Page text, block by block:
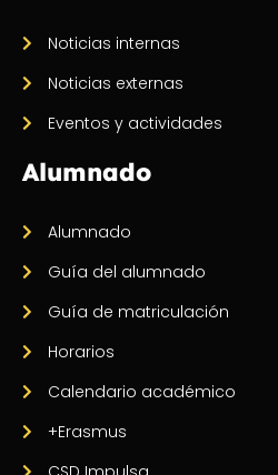
Noticias internas
Noticias externas
Eventos y actividades
Alumnado
Alumnado
Guía del alumnado
Guía de matriculación
Horarios
Calendario académico
+Erasmus